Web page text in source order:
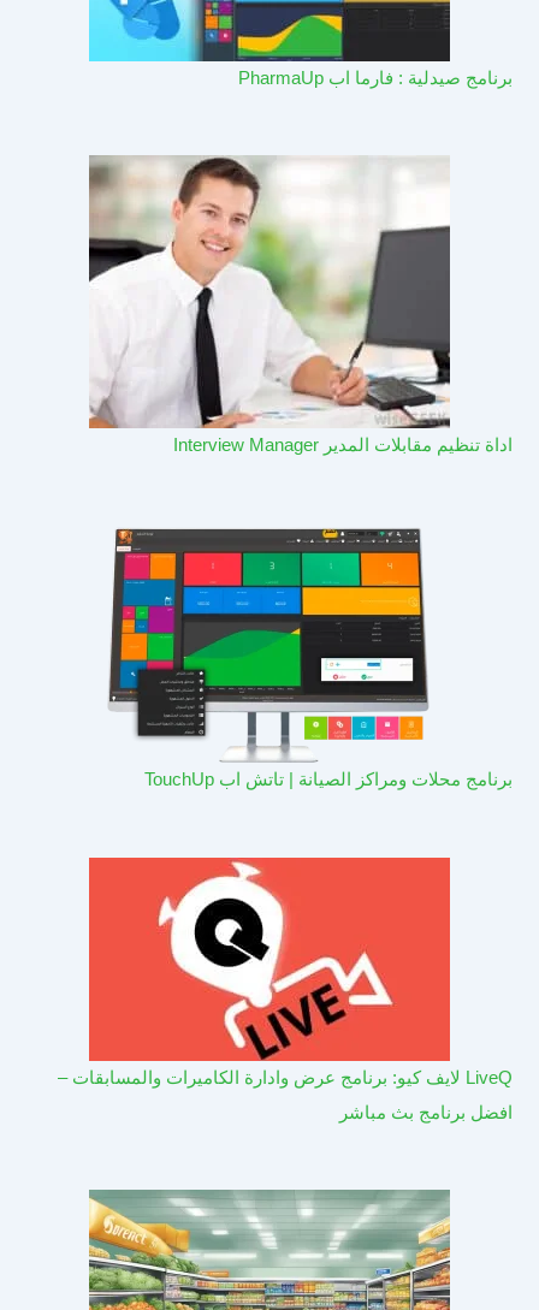
برنامج صيدلية : فارما اب PharmaUp​
اداة تنظيم مقابلات المدير Interview Manager
برنامج محلات ومراكز الصيانة | تاتش اب TouchUp
LiveQ لايف كيو: برنامج عرض وادارة الكاميرات والمسابقات –
افضل برنامج بث مباشر